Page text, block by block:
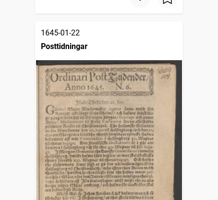
1645-01-22
Posttidningar